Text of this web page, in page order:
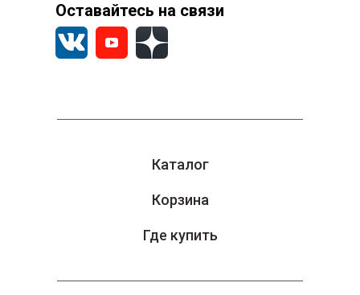
Каталог
Корзина
Где купить
Оставайтесь на связи